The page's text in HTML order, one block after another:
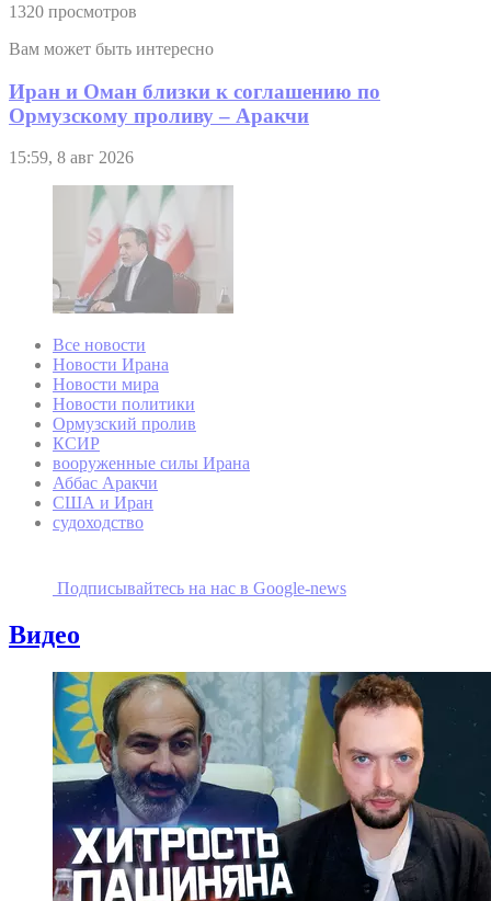
1320 просмотров
Вам может быть интересно
Иран и Оман близки к соглашению по
Ормузскому проливу – Аракчи
15:59, 8 авг 2026
Все новости
Новости Ирана
Новости мира
Новости политики
Ормузский пролив
КСИР
вооруженные силы Ирана
Аббас Аракчи
США и Иран
судоходство
Подписывайтесь на наc в Google-news
Видео